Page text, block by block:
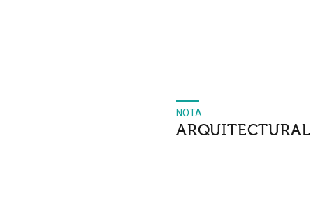
NOTA
ARQUITECTURAL